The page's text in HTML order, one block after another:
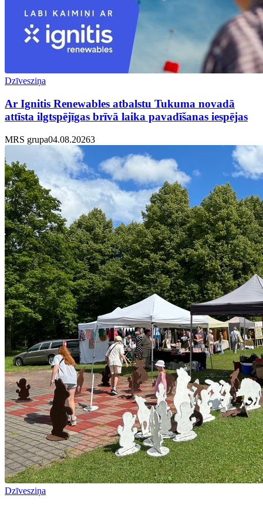
Dzīvesziņa
Ar Ignitis Renewables atbalstu Tukuma novadā
attīsta ilgtspējīgas brīvā laika pavadīšanas iespējas
MRS grupa04.08.20263
Dzīvesziņa